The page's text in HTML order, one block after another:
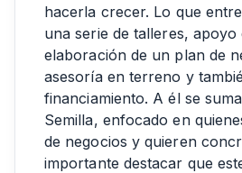
hacerla crecer. Lo que
una serie de talleres, apoyo
elaboración de un plan de
asesoría en terreno y
financiamiento. A él se
Semilla, enfocado en
de negocios y quieren
importante destacar que